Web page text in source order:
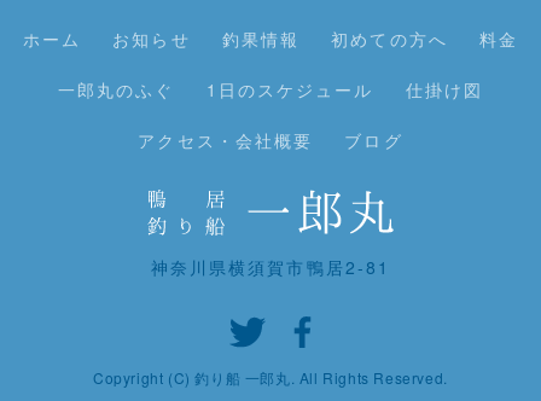
ホーム お知らせ 釣果情報 初めての方へ 料金
一郎丸のふぐ 1日のスケジュール 仕掛け図
アクセス・会社概要 ブログ
神奈川県横須賀市鴨居2-81
Copyright (C) 釣り船 一郎丸. All Rights Reserved.